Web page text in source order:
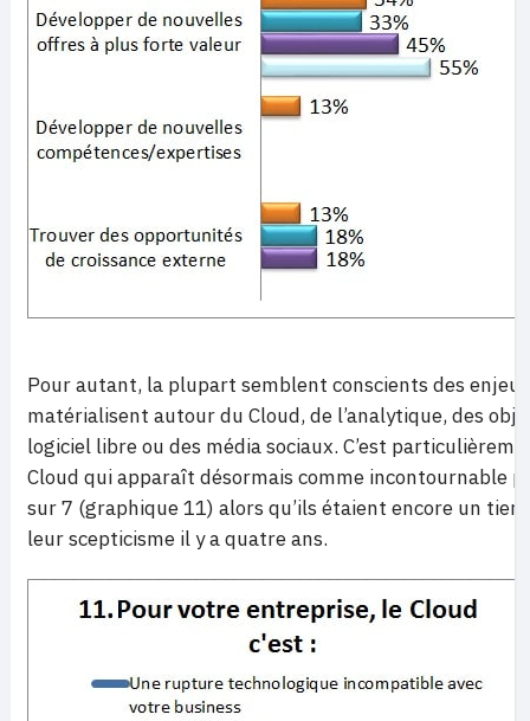
Pour autant, la plupart semblent conscients des
matérialisent autour du Cloud, de l’analytique, des
logiciel libre ou des média sociaux. C’est
Cloud qui apparaît désormais comme incontournable
sur 7 (graphique 11) alors qu’ils étaient encore un
leur scepticisme il y a quatre ans.